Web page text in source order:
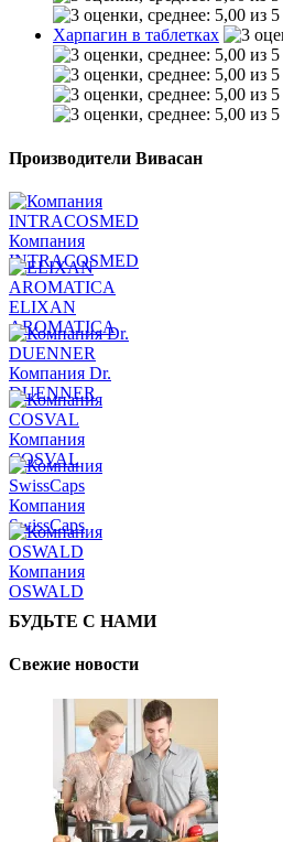
Харпагин в таблетках
Производители Вивасан
Компания
INTRACOSMED
ELIXAN
AROMATICA
Компания Dr.
DUENNER
Компания
COSVAL
Компания
SwissCaps
Компания
OSWALD
БУДЬТЕ С НАМИ
Свежие новости